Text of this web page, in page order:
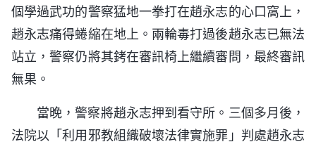
個學過武功的警察猛地一拳打在趙永志的心口窩上，
趙永志痛得蜷縮在地上。兩輪毒打過後趙永志已無法
站立，警察仍將其銬在審訊椅上繼續審問，最終審訊
無果。
當晚，警察將趙永志押到看守所。三個多月後，
法院以「利用邪教組織破壞法律實施罪」判處趙永志